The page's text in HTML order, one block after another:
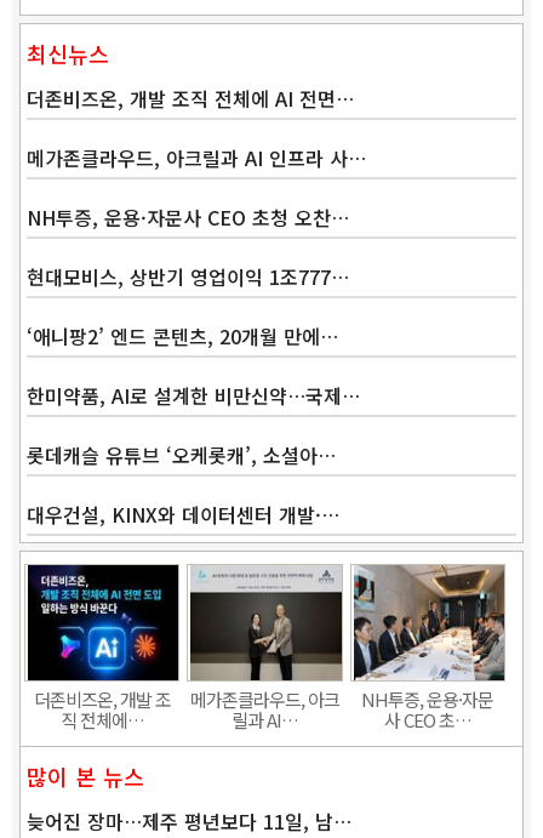
최신뉴스
더존비즈온, 개발 조직 전체에 AI 전면…
메가존클라우드, 아크릴과 AI 인프라 사…
NH투증, 운용·자문사 CEO 초청 오찬…
현대모비스, 상반기 영업이익 1조777…
‘애니팡2’ 엔드 콘텐츠, 20개월 만에…
한미약품, AI로 설계한 비만신약…국제…
롯데캐슬 유튜브 ‘오케롯캐’, 소셜아…
대우건설, KINX와 데이터센터 개발·…
더존비즈온, 개발 조
직 전체에…
메가존클라우드, 아크
릴과 AI…
NH투증, 운용·자문
사 CEO 초…
많이 본 뉴스
늦어진 장마…제주 평년보다 11일, 남…